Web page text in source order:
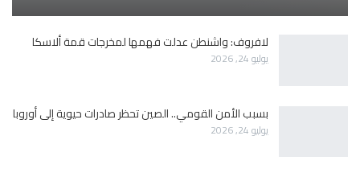
لافروف: واشنطن عدلت فهمها لمخرجات قمة ألاسكا
يوليو 24, 2026
بسبب الأمن القومي.. الصين تحظر صادرات حيوية إلى أوروبا
يوليو 24, 2026